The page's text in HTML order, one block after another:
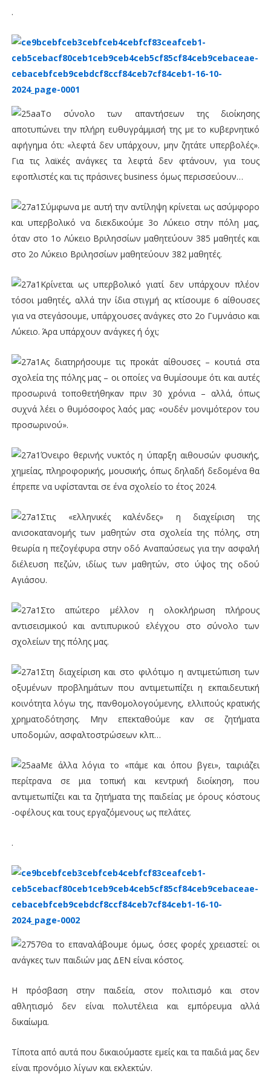
.
Το σύνολο των απαντήσεων της διοίκησης
αποτυπώνει την πλήρη ευθυγράμμισή της με το κυβερνητικό
αφήγημα ότι: «λεφτά δεν υπάρχουν, μην ζητάτε υπερβολές».
Για τις λαϊκές ανάγκες τα λεφτά δεν φτάνουν, για τους
εφοπλιστές και τις πράσινες business όμως περισσεύουν…
Σύμφωνα με αυτή την αντίληψη κρίνεται ως ασύμφορο
και υπερβολικό να διεκδικούμε 3ο Λύκειο στην πόλη μας,
όταν στο 1ο Λύκειο Βριλησσίων μαθητεύουν 385 μαθητές και
στο 2ο Λύκειο Βριλησσίων μαθητεύουν 382 μαθητές.
Κρίνεται ως υπερβολικό γιατί δεν υπάρχουν πλέον
τόσοι μαθητές, αλλά την ίδια στιγμή ας κτίσουμε 6 αίθουσες
για να στεγάσουμε, υπάρχουσες ανάγκες στο 2ο Γυμνάσιο και
Λύκειο. Άρα υπάρχουν ανάγκες ή όχι;
Ας διατηρήσουμε τις προκάτ αίθουσες – κουτιά στα
σχολεία της πόλης μας – οι οποίες να θυμίσουμε ότι και αυτές
προσωρινά τοποθετήθηκαν πριν 30 χρόνια – αλλά, όπως
συχνά λέει ο θυμόσοφος λαός μας: «ουδέν μονιμότερον του
προσωρινού».
Όνειρο θερινής νυκτός η ύπαρξη αιθουσών φυσικής,
χημείας, πληροφορικής, μουσικής, όπως δηλαδή δεδομένα θα
έπρεπε να υφίστανται σε ένα σχολείο το έτος 2024.
Στις «ελληνικές καλένδες» η διαχείριση της
ανισοκατανομής των μαθητών στα σχολεία της πόλης, στη
θεωρία η πεζογέφυρα στην οδό Αναπαύσεως για την ασφαλή
διέλευση πεζών, ιδίως των μαθητών, στο ύψος της οδού
Αγιάσου.
Στο απώτερο μέλλον η ολοκλήρωση πλήρους
αντισεισμικού και αντιπυρικού ελέγχου στο σύνολο των
σχολείων της πόλης μας.
Στη διαχείριση και στο φιλότιμο η αντιμετώπιση των
οξυμένων προβλημάτων που αντιμετωπίζει η εκπαιδευτική
κοινότητα λόγω της, πανθομολογούμενης, ελλιπούς κρατικής
χρηματοδότησης. Μην επεκταθούμε καν σε ζητήματα
υποδομών, ασφαλτοστρώσεων κλπ…
Με άλλα λόγια το «πάμε και όπου βγει», ταιριάζει
περίτρανα σε μια τοπική και κεντρική διοίκηση, που
αντιμετωπίζει και τα ζητήματα της παιδείας με όρους κόστους
-οφέλους και τους εργαζόμενους ως πελάτες.
.
Θα το επαναλάβουμε όμως, όσες φορές χρειαστεί: οι
ανάγκες των παιδιών μας ΔΕΝ είναι κόστος.
Η πρόσβαση στην παιδεία, στον πολιτισμό και στον
αθλητισμό δεν είναι πολυτέλεια και εμπόρευμα αλλά
δικαίωμα.
Τίποτα από αυτά που δικαιούμαστε εμείς και τα παιδιά μας δεν
είναι προνόμιο λίγων και εκλεκτών.